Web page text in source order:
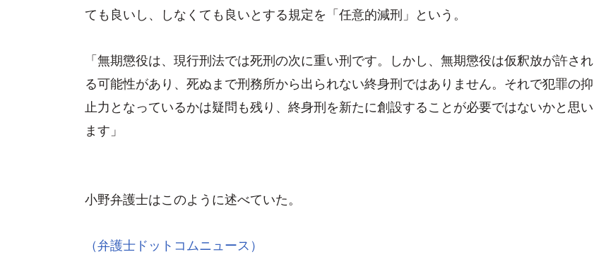
ても良いし、しなくても良いとする規定を「任意的減刑」という。
「無期懲役は、現行刑法では死刑の次に重い刑です。しかし、無期懲役は仮釈放が許され
る可能性があり、死ぬまで刑務所から出られない終身刑ではありません。それで犯罪の抑
止力となっているかは疑問も残り、終身刑を新たに創設することが必要ではないかと思い
ます」
小野弁護士はこのように述べていた。
（弁護士ドットコムニュース）